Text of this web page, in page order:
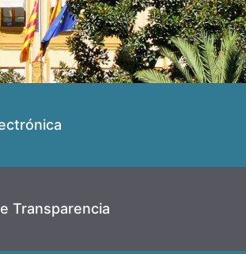
Transparencia